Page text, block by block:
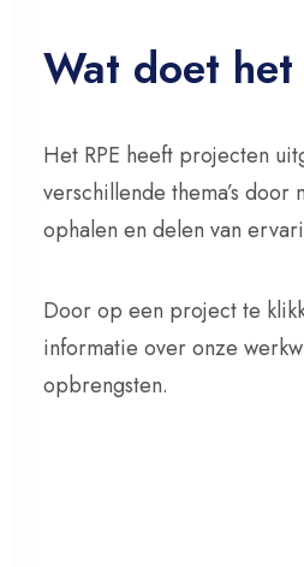
Wat doet het
Het RPE heeft projecten
verschillende thema’s door
ophalen en delen van
Door op een project te
informatie over onze
opbrengsten.